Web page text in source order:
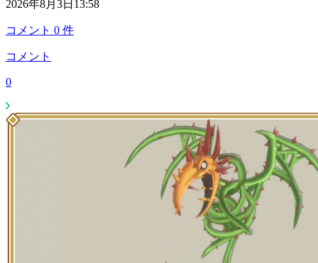
2026年8月3日13:58
コメント 0 件
コメント
0